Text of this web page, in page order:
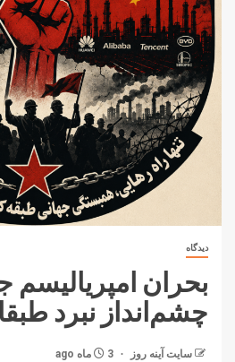
دیدگاه
بحران امپریالیسم
چشم‌انداز نبرد
سایت آینه‌ روز 3 ماه ago